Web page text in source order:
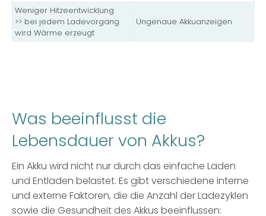
Weniger Hitzeentwicklung
>> bei jedem Ladevorgang
wird Wärme erzeugt
Ungenaue Akkuanzeigen
Was beeinflusst die
Lebensdauer von Akkus?
Ein Akku wird nicht nur durch das einfache Laden
und Entladen belastet. Es gibt verschiedene interne
und externe Faktoren, die die Anzahl der Ladezyklen
sowie die Gesundheit des Akkus beeinflussen: